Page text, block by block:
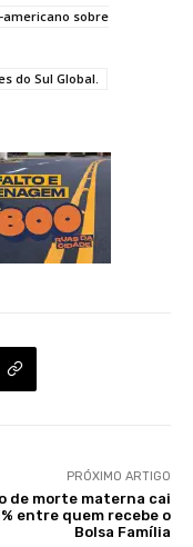
sobre
do Sul Global.
PRÓXIMO ARTIGO
de morte materna cai
entre quem recebe o
Bolsa Família